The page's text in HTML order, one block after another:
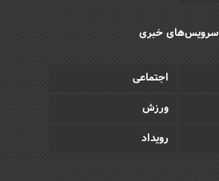
سرویس‌های خبری
اجتماعی
ورزش
رویداد